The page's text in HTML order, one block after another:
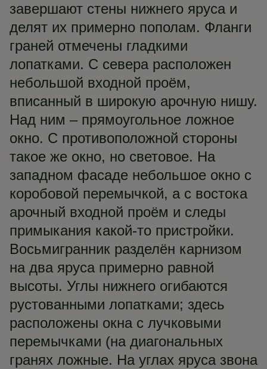
завершают стены нижнего яруса и
делят их примерно пополам. Фланги
граней отмечены гладкими
лопатками. С севера расположен
небольшой входной проём,
вписанный в широкую арочную нишу.
Над ним – прямоугольное ложное
окно. С противоположной стороны
такое же окно, но световое. На
западном фасаде небольшое окно с
коробовой перемычкой, а с востока
арочный входной проём и следы
примыкания какой-то пристройки.
Восьмигранник разделён карнизом
на два яруса примерно равной
высоты. Углы нижнего огибаются
рустованными лопатками; здесь
расположены окна с лучковыми
перемычками (на диагональных
гранях ложные. На углах яруса звона